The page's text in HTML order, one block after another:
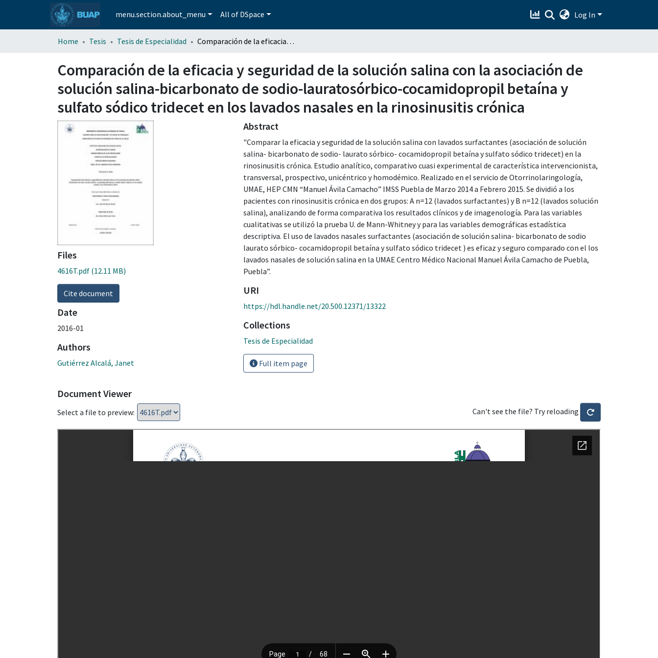
menu.section.about_menu All of DSpace Log In
Home Tesis Tesis de Especialidad Comparación de la eficacia y seguridad de la solución salina con la asociación de solución salina-bicarbonato de sodio-lauratosórbico-cocamidopropil betaína y sulfato sódico tridecet en los lavados nasales en la rinosinusitis crónica
Comparación de la eficacia y seguridad de la solución salina con la asociación de
solución salina-bicarbonato de sodio-lauratosórbico-cocamidopropil betaína y
sulfato sódico tridecet en los lavados nasales en la rinosinusitis crónica
Files
4616T.pdf (12.11 MB)
Cite document
Date
2016-01
Authors
Gutiérrez Alcalá, Janet
Abstract
"Comparar la eficacia y seguridad de la solución salina con lavados surfactantes (asociación de solución
salina- bicarbonato de sodio- laurato sórbico- cocamidopropil betaína y sulfato sódico tridecet) en la
rinosinusitis crónica. Estudio analítico, comparativo cuasi experimental de característica intervencionista,
transversal, prospectivo, unicéntrico y homodémico. Realizado en el servicio de Otorrinolaringología,
UMAE, HEP CMN “Manuel Ávila Camacho” IMSS Puebla de Marzo 2014 a Febrero 2015. Se dividió a los
pacientes con rinosinusitis crónica en dos grupos: A n=12 (lavados surfactantes) y B n=12 (lavados solución
salina), analizando de forma comparativa los resultados clínicos y de imagenología. Para las variables
cualitativas se utilizó la prueba U. de Mann-Whitney y para las variables demográficas estadística
descriptiva. El uso de lavados nasales surfactantes (asociación de solución salina- bicarbonato de sodio
laurato sórbico- cocamidopropil betaína y sulfato sódico tridecet ) es eficaz y seguro comparado con el los
lavados nasales de solución salina en la UMAE Centro Médico Nacional Manuel Ávila Camacho de Puebla,
Puebla”.
URI
https://hdl.handle.net/20.500.12371/13322
Collections
Tesis de Especialidad
Full item page
Document Viewer
Select a file to preview: Can't see the file? Try reloading